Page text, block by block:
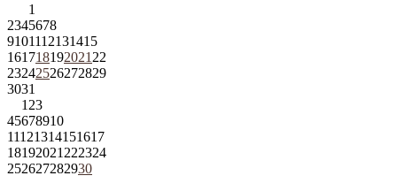
1
2345678
9101112131415
161718192021 22
23242526272829
3031
1 23
45678910
11121314151617
18192021 222324
252627282930